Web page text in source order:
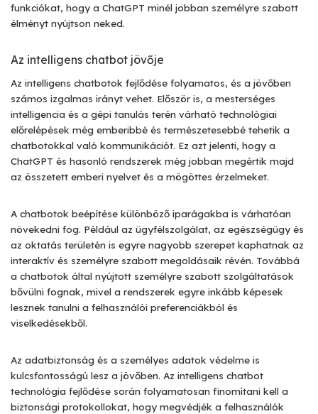
funkciókat, hogy a ChatGPT minél jobban személyre szabott
élményt nyújtson neked.
Az intelligens chatbot jövője
Az intelligens chatbotok fejlődése folyamatos, és a jövőben
számos izgalmas irányt vehet. Először is, a mesterséges
intelligencia és a gépi tanulás terén várható technológiai
előrelépések még emberibbé és természetesebbé tehetik a
chatbotokkal való kommunikációt. Ez azt jelenti, hogy a
ChatGPT és hasonló rendszerek még jobban megértik majd
az összetett emberi nyelvet és a mögöttes érzelmeket.
A chatbotok beépítése különböző iparágakba is várhatóan
növekedni fog. Például az ügyfélszolgálat, az egészségügy és
az oktatás területén is egyre nagyobb szerepet kaphatnak az
interaktív és személyre szabott megoldásaik révén. Továbbá
a chatbotok által nyújtott személyre szabott szolgáltatások
bővülni fognak, mivel a rendszerek egyre inkább képesek
lesznek tanulni a felhasználói preferenciákból és
viselkedésekből.
Az adatbiztonság és a személyes adatok védelme is
kulcsfontosságú lesz a jövőben. Az intelligens chatbot
technológia fejlődése során folyamatosan finomítani kell a
biztonsági protokollokat, hogy megvédjék a felhasználók